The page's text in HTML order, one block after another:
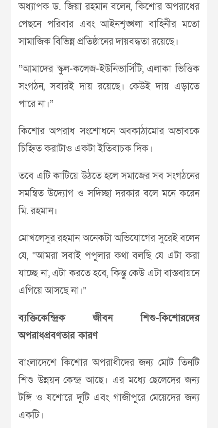
অধ্যাপক ড. জিয়া রহমান বলেন, কিশোর অপরাধের
পেছনে পরিবার এবং আইনশৃঙ্খলা বাহিনীর মতো
সামাজিক বিভিন্ন প্রতিষ্ঠানের দায়বদ্ধতা রয়েছে।
“আমাদের স্কুল-কলেজ-ইউনিভার্সিটি, এলাকা ভিত্তিক
সংগঠন, সবারই দায় রয়েছে। কেউই দায় এড়াতে
পারে না।”
কিশোর অপরাধ সংশোধনে অবকাঠামোর অভাবকে
চিহ্নিত করাটাও একটা ইতিবাচক দিক।
তবে এটি কাটিয়ে উঠতে হলে সমাজের সব সংগঠনের
সমন্বিত উদ্যোগ ও সদিচ্ছা দরকার বলে মনে করেন
মি. রহমান।
মোখলেসুর রহমান অনেকটা অভিযোগের সুরেই বলেন
যে, “আমরা সবাই পপুলার কথা বলছি যে এটা করা
যাচ্ছে না, এটা করতে হবে, কিন্তু কেউ এটা বাস্তবায়নে
এগিয়ে আসছে না।”
ব্যক্তিকেন্দ্রিক জীবন শিশু-কিশোরদের
অপরাধপ্রবণতার কারণ
বাংলাদেশে কিশোর অপরাধীদের জন্য মোট তিনটি
শিশু উন্নয়ন কেন্দ্র আছে। এর মধ্যে ছেলেদের জন্য
টঙ্গি ও যশোরে দুটি এবং গাজীপুরে মেয়েদের জন্য
একটি।